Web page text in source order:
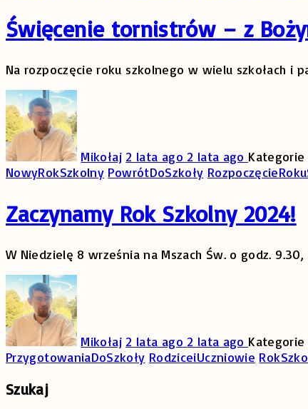
Święcenie tornistrów – z
Na rozpoczęcie roku szkolnego w wielu szkołach
Mikołaj 2 lata ago 2 lata ago Kategorie
NowyRokSzkolny PowrótDoSzkoły
Zaczynamy Rok Szkolny 2024!
W Niedzielę 8 września na Mszach Św. o godz.
Mikołaj 2 lata ago 2 lata ago Kategorie
PrzygotowaniaDoSzkoły RodziceiUczniowie
Szukaj